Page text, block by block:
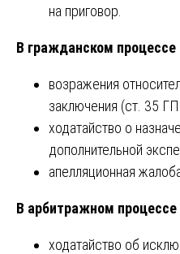
на приговор.
В гражданском
возражения
заключения (ст. 35
ходатайство о
дополнительной
апелляционная
В арбитражном
ходатайство об